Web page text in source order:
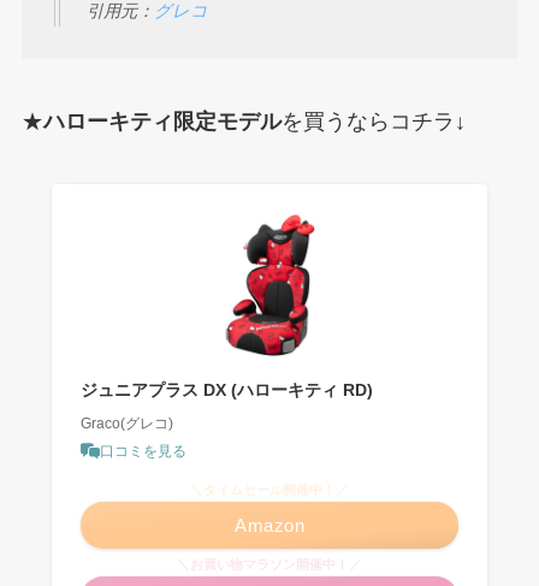
引用元： グレコ
★ハローキティ限定モデルを買うならコチラ↓
ジュニアプラス DX (ハローキティ RD)
Graco(グレコ)
口コミを見る
＼タイムセール開催中！／
Amazon
＼お買い物マラソン開催中！／